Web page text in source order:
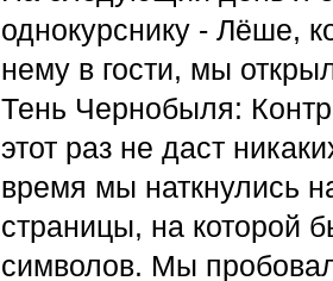
однокурснику - Лёше,
нему в гости, мы
Тень Чернобыля:
этот раз не даст
время мы наткнулись
страницы, на которой
символов. Мы